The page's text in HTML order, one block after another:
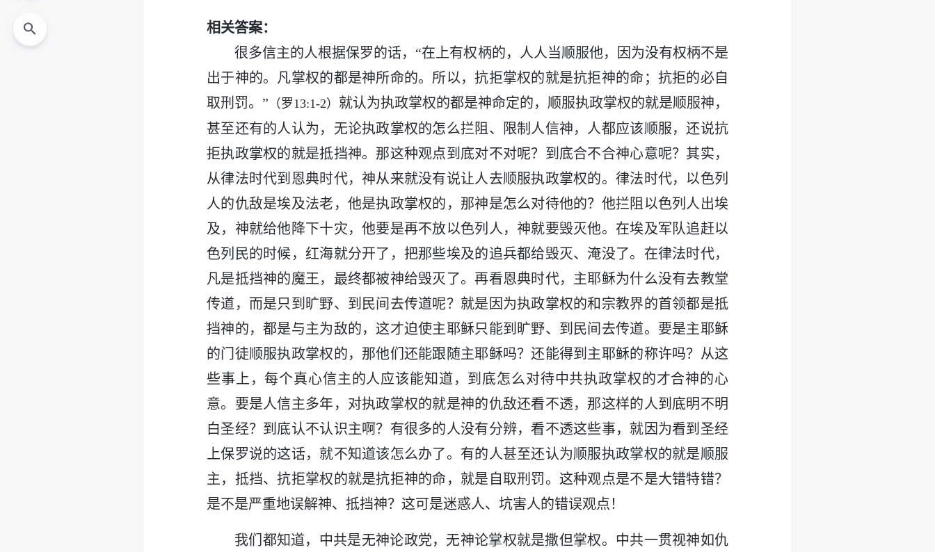
相关答案：
很多信主的人根据保罗的话，“在上有权柄的，人人当顺服他，因为没有权柄不是
出于神的。凡掌权的都是神所命的。所以，抗拒掌权的就是抗拒神的命；抗拒的必自
取刑罚。” （罗13:1-2） 就认为执政掌权的都是神命定的，顺服执政掌权的就是顺服神，
甚至还有的人认为，无论执政掌权的怎么拦阻、限制人信神，人都应该顺服，还说抗
拒执政掌权的就是抵挡神。那这种观点到底对不对呢？到底合不合神心意呢？其实，
从律法时代到恩典时代，神从来就没有说让人去顺服执政掌权的。律法时代，以色列
人的仇敌是埃及法老，他是执政掌权的，那神是怎么对待他的？他拦阻以色列人出埃
及，神就给他降下十灾，他要是再不放以色列人，神就要毁灭他。在埃及军队追赶以
色列民的时候，红海就分开了，把那些埃及的追兵都给毁灭、淹没了。在律法时代，
凡是抵挡神的魔王，最终都被神给毁灭了。再看恩典时代，主耶稣为什么没有去教堂
传道，而是只到旷野、到民间去传道呢？就是因为执政掌权的和宗教界的首领都是抵
挡神的，都是与主为敌的，这才迫使主耶稣只能到旷野、到民间去传道。要是主耶稣
的门徒顺服执政掌权的，那他们还能跟随主耶稣吗？还能得到主耶稣的称许吗？从这
些事上，每个真心信主的人应该能知道，到底怎么对待中共执政掌权的才合神的心
意。要是人信主多年，对执政掌权的就是神的仇敌还看不透，那这样的人到底明不明
白圣经？到底认不认识主啊？有很多的人没有分辨，看不透这些事，就因为看到圣经
上保罗说的这话，就不知道该怎么办了。有的人甚至还认为顺服执政掌权的就是顺服
主，抵挡、抗拒掌权的就是抗拒神的命，就是自取刑罚。这种观点是不是大错特错？
是不是严重地误解神、抵挡神？这可是迷惑人、坑害人的错误观点！
我们都知道，中共是无神论政党，无神论掌权就是撒但掌权。中共一贯视神如仇